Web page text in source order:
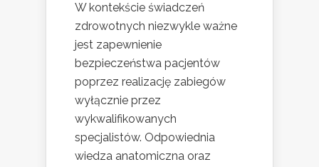
W kontekście świadczeń
zdrowotnych niezwykle ważne
jest zapewnienie
bezpieczeństwa pacjentów
poprzez realizację zabiegów
wyłącznie przez
wykwalifikowanych
specjalistów. Odpowiednia
wiedza anatomiczna oraz